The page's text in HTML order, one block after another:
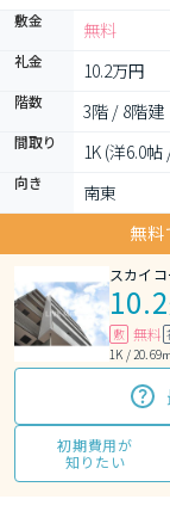
敷金 無料
礼金 10.2万円
階数 3階 / 8階建
間取り 1K (洋6.0帖
向き
南東
無料
スカイ
10.2
敷 無料
1K / 20.69
初期費用が
知りたい